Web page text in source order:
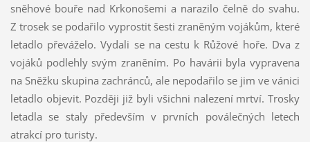
sněhové bouře nad Krkonošemi a narazilo čelně do svahu.
Z trosek se podařilo vyprostit šesti zraněným vojákům, které
letadlo převáželo. Vydali se na cestu k Růžové hoře. Dva z
vojáků podlehly svým zraněním. Po havárii byla vypravena
na Sněžku skupina zachránců, ale nepodařilo se jim ve vánici
letadlo objevit. Později již byli všichni nalezení mrtví. Trosky
letadla se staly především v prvních poválečných letech
atrakcí pro turisty.